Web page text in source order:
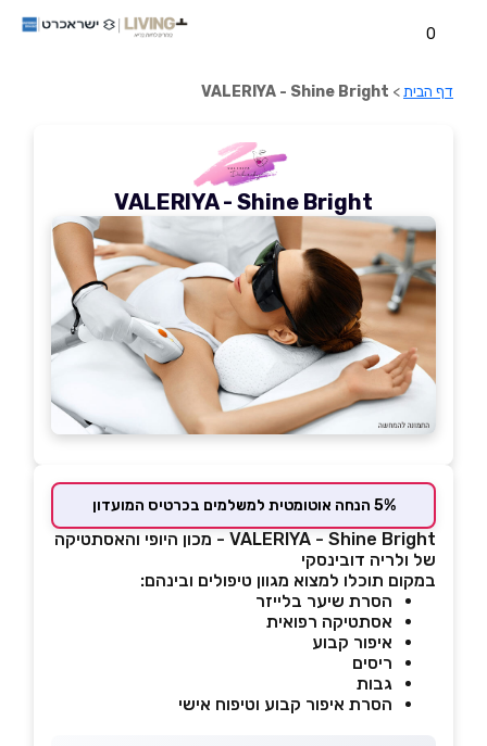
0
דף הבית>
VALERIYA - Shine Bright
VALERIYA - Shine Bright
5% הנחה אוטומטית למשלמים בכרטיס המועדון
VALERIYA - Shine Bright - מכון היופי והאסתטיקה
של ולריה דובינסקי
במקום תוכלו למצוא מגוון טיפולים ובינהם:
הסרת שיער בלייזר
אסתטיקה רפואית
איפור קבוע
ריסים
גבות
הסרת איפור קבוע וטיפוח אישי